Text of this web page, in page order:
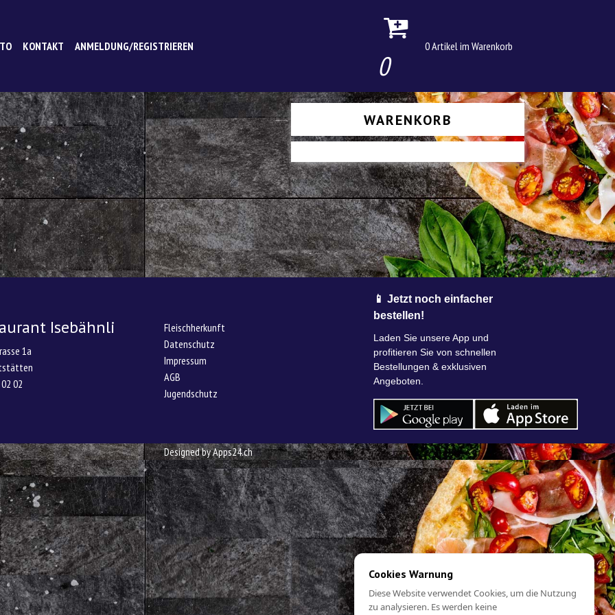
KONTAKT ANMELDUNG/REGISTRIEREN
0
0 Artikel im Warenkorb
WARENKORB
Cookies Warnung
Diese Website verwendet Cookies, um die Nutzung
zu analysieren. Es werden keine
Isebähnli
1a
02
Fleischherkunft
Datenschutz
Impressum
AGB
Jugendschutz
📱 Jetzt noch einfacher
bestellen!
Laden Sie unsere App und
profitieren Sie von schnellen
Bestellungen & exklusiven
Angeboten.
Designed byApps24.ch